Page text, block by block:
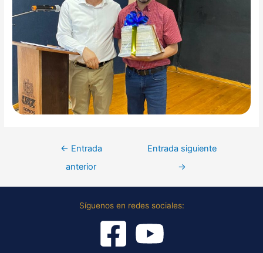
← Entrada
anterior
Entrada siguiente
→
Síguenos en redes sociales: